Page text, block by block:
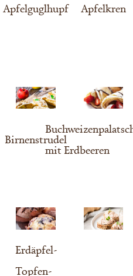
Apfelguglhupf Apfelkren
Birnenstrudel
mit Erdbeeren
Erdäpfel-
Topfen-